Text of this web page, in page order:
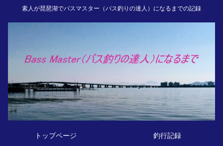
素人が琵琶湖でバスマスター（バス釣りの達人）になるまでの記録
トップページ 釣行記録